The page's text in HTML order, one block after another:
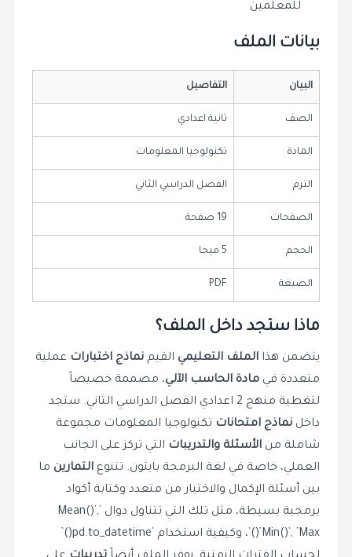
للمعلمين
بيانات الملف
البيان التفاصيل
الصف تانية اعدادي
المادة تكنولوجيا المعلومات
الترم الفصل الدراسي الثاني
الصفحات 19 صفحة
الحجم 5 ميجا
الصيغة PDF
ماذا ستجد داخل الملف؟
يتضمن هذا الملف التعليمي القيم نماذج اختبارات عملية
متعددة في مادة الحاسب الآلي، مصممة خصيصاً
لتغطية منهج 2 اعدادي الفصل الدراسي الثاني. ستجد
داخل نماذج امتحانات تكنولوجيا المعلومات مجموعة
شاملة من الأسئلة والتدريبات التي تركز على الجانب
العملي، خاصة في لغة البرمجة بايثون. تتنوع التمارين ما
بين أسئلة الإكمال والاختيار من متعدد وكتابة أكواد
برمجية بسيطة، مثل تلك التي تتناول دوال `Mean()`,
`Min()`, `Max()`، وكيفية استخدام `pd.to_datetime()`